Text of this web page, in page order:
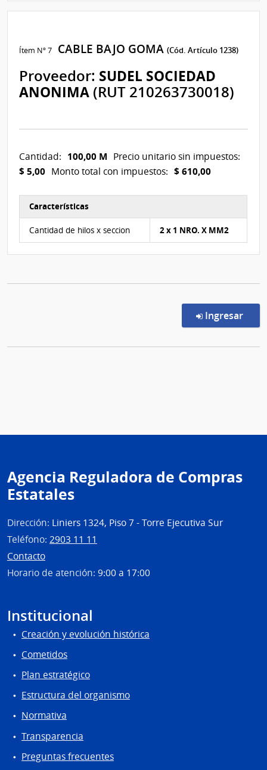
Ítem Nº 7 CABLE BAJO GOMA(Cód. Artículo 1238)
Proveedor: SUDEL SOCIEDAD
ANONIMA (RUT 210263730018)
Cantidad: 100,00 M Precio unitario sin impuestos:
$ 5,00 Monto total con impuestos: $ 610,00
Características del Ítem Nº 7
Características
Cantidad de hilos x seccion 2 x 1 NRO. X MM2
Ingresar
Agencia Reguladora de Compras
Estatales
Dirección: Liniers 1324, Piso 7 - Torre Ejecutiva Sur
Teléfono: 2903 11 11
Contacto
Horario de atención: 9:00 a 17:00
Institucional
Creación y evolución histórica
Cometidos
Plan estratégico
Estructura del organismo
Normativa
Transparencia
Preguntas frecuentes